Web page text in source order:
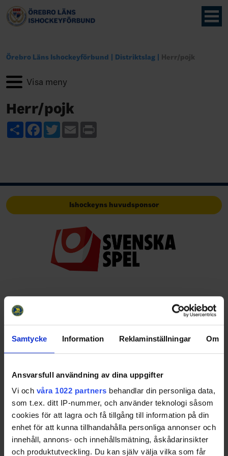
Samtycke Information Reklaminställningar Om
Ansvarsfull användning av dina uppgifter
Vi och våra 1022 partners behandlar din personliga data,
som t.ex. ditt IP-nummer, och använder teknologi såsom
cookies för att lagra och få tillgång till information på din
enhet för att kunna tillhandahålla personliga annonser och
innehåll, annons- och innehållsmätning, åskådarinsikter
och produktutveckling. Du kan själv välja vilka som får
Örebro Läns Ishockeyförbund Distriktslag Herr/pojk
Herr/pojk
ShareFacebook
TwitterEmail
Ishockeyns huvudsponsor